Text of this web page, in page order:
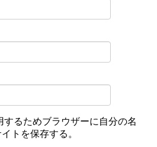
するためブラウザーに自分の名
トを保存する。